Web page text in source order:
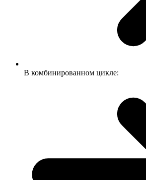
В комбинированном цикле: